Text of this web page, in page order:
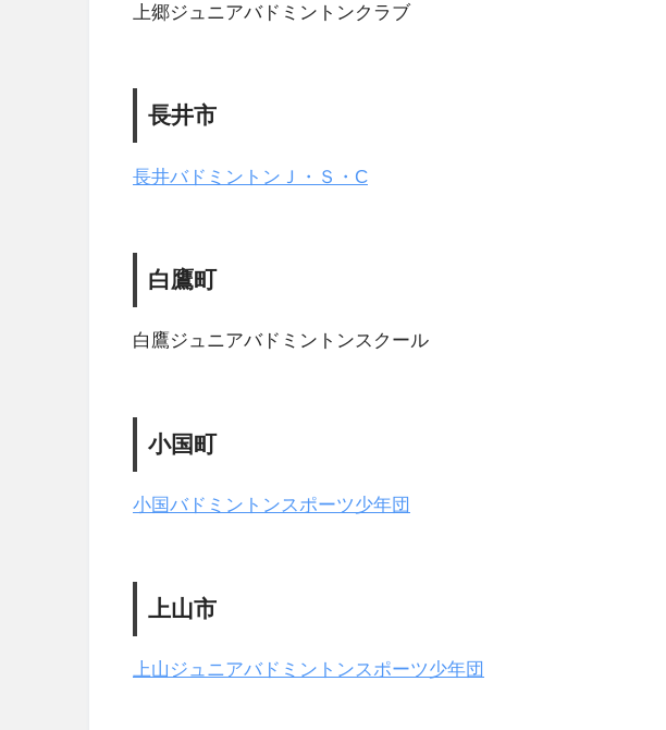
上郷ジュニアバドミントンクラブ
長井市
長井バドミントンＪ・Ｓ・C
白鷹町
白鷹ジュニアバドミントンスクール
小国町
小国バドミントンスポーツ少年団
上山市
上山ジュニアバドミントンスポーツ少年団